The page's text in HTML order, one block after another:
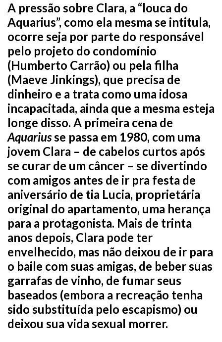
A pressão sobre Clara, a “louca do
Aquarius”, como ela mesma se intitula,
ocorre seja por parte do responsável
pelo projeto do condomínio
(Humberto Carrão) ou pela filha
(Maeve Jinkings), que precisa de
dinheiro e a trata como uma idosa
incapacitada, ainda que a mesma esteja
longe disso. A primeira cena de
Aquariusse passa em 1980, com uma
jovem Clara – de cabelos curtos após
se curar de um câncer – se divertindo
com amigos antes de ir pra festa de
aniversário de tia Lucia, proprietária
original do apartamento, uma herança
para a protagonista. Mais de trinta
anos depois, Clara pode ter
envelhecido, mas não deixou de ir para
o baile com suas amigas, de beber suas
garrafas de vinho, de fumar seus
baseados (embora a recreação tenha
sido substituída pelo escapismo) ou
deixou sua vida sexual morrer.